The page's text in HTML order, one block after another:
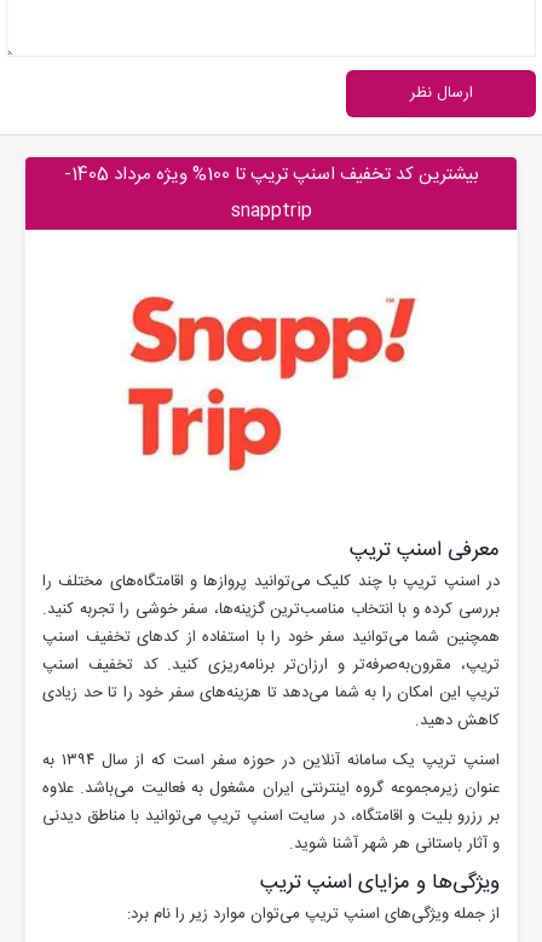
بیشترین کد تخفیف اسنپ تریپ تا 100% ویژه مرداد 1405-
snapptrip
معرفی اسنپ تریپ
در اسنپ تریپ با چند کلیک می‌توانید پروازها و اقامتگاه‌های مختلف را
بررسی کرده و با انتخاب مناسب‌ترین گزینه‌ها، سفر خوشی را تجربه کنید.
همچنین شما می‌توانید سفر خود را با استفاده از کدهای تخفیف اسنپ
تریپ، مقرون‌به‌صرفه‌تر و ارزان‌تر برنامه‌ریزی کنید. کد تخفیف اسنپ
تریپ این امکان را به شما می‌دهد تا هزینه‌های سفر خود را تا حد زیادی
کاهش دهید.
اسنپ تریپ یک سامانه آنلاین در حوزه سفر است که از سال ۱۳۹۴ به
عنوان زیرمجموعه گروه اینترنتی ایران مشغول به فعالیت می‌باشد. علاوه
بر رزرو بلیت و اقامتگاه، در سایت اسنپ تریپ می‌توانید با مناطق دیدنی
و آثار باستانی هر شهر آشنا شوید.
ویژگی‌ها و مزایای اسنپ تریپ
از جمله ویژگی‌های اسنپ تریپ می‌توان موارد زیر را نام برد:
ارسال نظر